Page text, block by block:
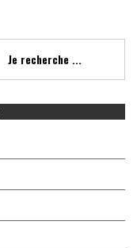
Je recherche ...